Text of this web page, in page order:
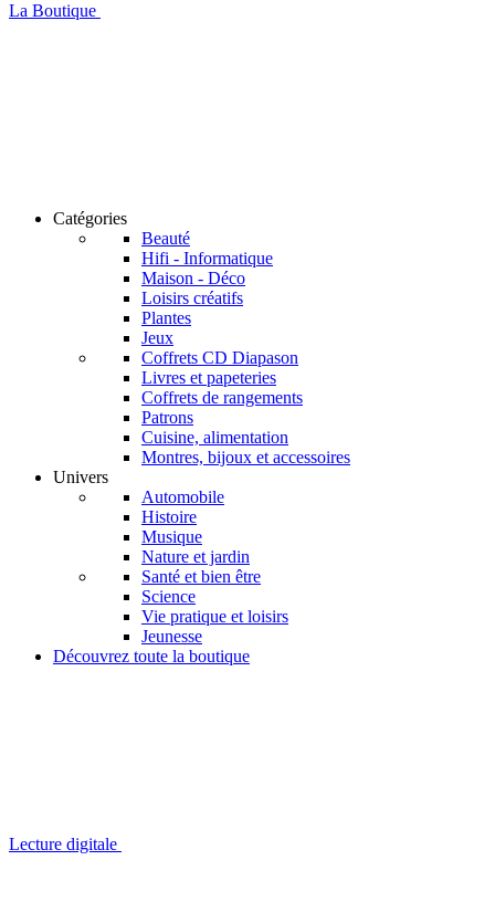
La Boutique
Catégories
Beauté
Hifi - Informatique
Maison - Déco
Loisirs créatifs
Plantes
Jeux
Coffrets CD Diapason
Livres et papeteries
Coffrets de rangements
Patrons
Cuisine, alimentation
Montres, bijoux et accessoires
Univers
Automobile
Histoire
Musique
Nature et jardin
Santé et bien être
Science
Vie pratique et loisirs
Jeunesse
Découvrez toute la boutique
Lecture digitale